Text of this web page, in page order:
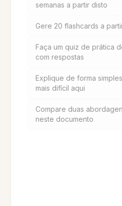
semanas a partir disto
Gere 20 flashcards a
Faça um quiz de prática
com respostas
Explique de forma
mais difícil aqui
Compare duas
neste documento